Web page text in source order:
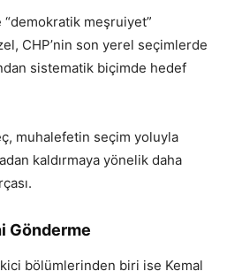
“demokratik meşruiyet”
CHP’nin son yerel seçimlerde
sistematik biçimde hedef
muhalefetin seçim yoluyla
kaldırmaya yönelik daha
Gönderme
bölümlerinden biri ise Kemal